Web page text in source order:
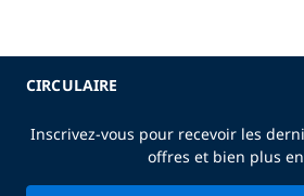
CIRCULAIRE
Inscrivez-vous pour recevoir les
offres et bien plus